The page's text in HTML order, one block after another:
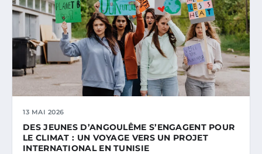
13 MAI 2026
DES JEUNES D’ANGOULÊME S’ENGAGENT POUR
LE CLIMAT : UN VOYAGE VERS UN PROJET
INTERNATIONAL EN TUNISIE